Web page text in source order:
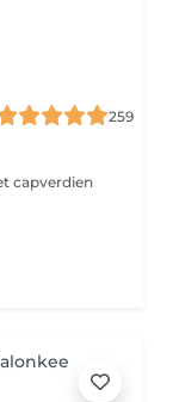
259
capverdien